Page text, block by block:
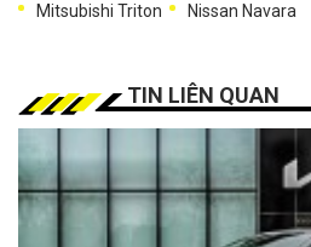
Mitsubishi Triton Nissan Navara
TIN LIÊN QUAN